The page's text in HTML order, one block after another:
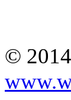
© 2014